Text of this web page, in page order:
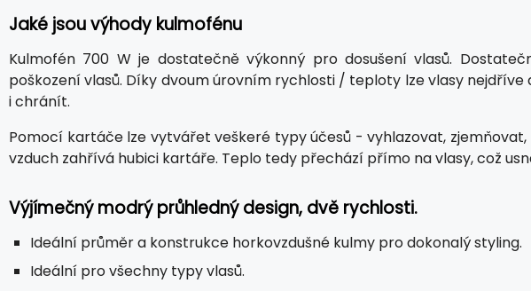
Jaké jsou výhody kulmofénu
Kulmofén 700 W je dostatečně výkonný pro dosušení vlasů.
poškození vlasů. Díky dvoum úrovním rychlosti / teploty lze vlasy
i chránít.
Pomocí kartáče lze vytvářet veškeré typy účesů - vyhlazovat,
vzduch zahřívá hubici kartáře. Teplo tedy přechází přímo na vlasy, což
Výjímečný modrý průhledný design, dvě rychlosti.
Ideální průměr a konstrukce horkovzdušné kulmy pro dokonalý styling.
Ideální pro všechny typy vlasů.